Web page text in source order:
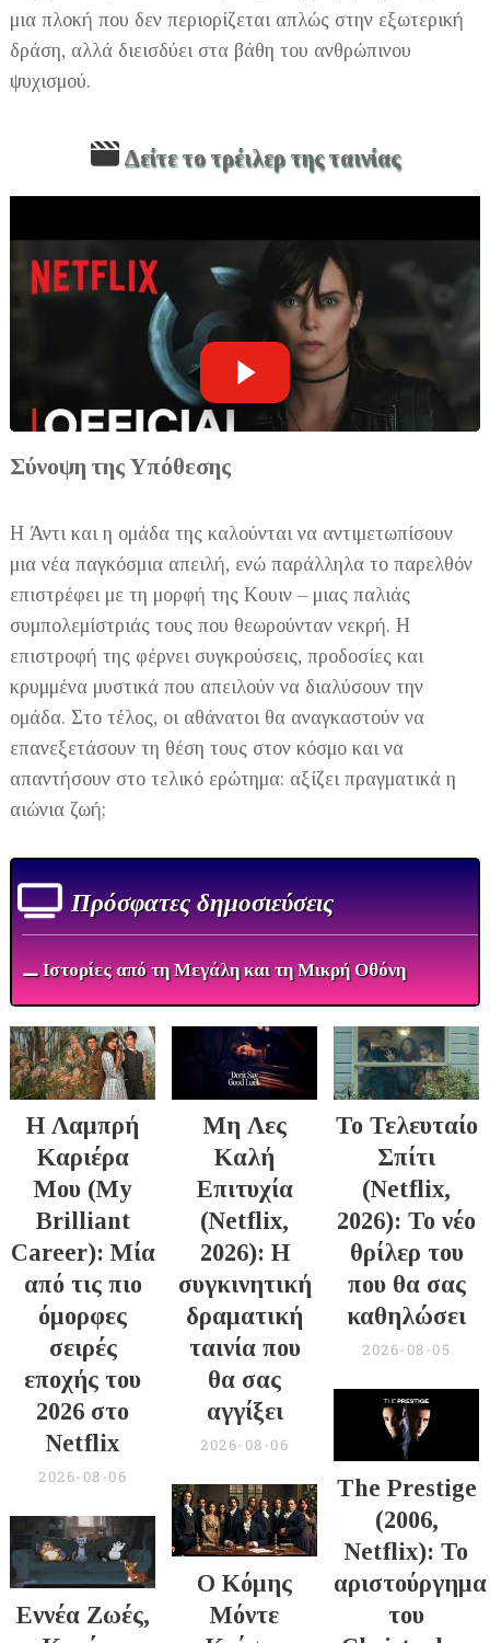
μια πλοκή που δεν περιορίζεται απλώς στην εξωτερική
δράση, αλλά διεισδύει στα βάθη του ανθρώπινου
ψυχισμού.
Δείτε το τρέιλερ της ταινίας
Σύνοψη της Υπόθεσης
Η Άντι και η ομάδα της καλούνται να αντιμετωπίσουν
μια νέα παγκόσμια απειλή, ενώ παράλληλα το παρελθόν
επιστρέφει με τη μορφή της Κουιν – μιας παλιάς
συμπολεμίστριάς τους που θεωρούνταν νεκρή. Η
επιστροφή της φέρνει συγκρούσεις, προδοσίες και
κρυμμένα μυστικά που απειλούν να διαλύσουν την
ομάδα. Στο τέλος, οι αθάνατοι θα αναγκαστούν να
επανεξετάσουν τη θέση τους στον κόσμο και να
απαντήσουν στο τελικό ερώτημα: αξίζει πραγματικά η
αιώνια ζωή;
Πρόσφατες δημοσιεύσεις
⚊ Ιστορίες από τη Μεγάλη και τη Μικρή Οθόνη
Η Λαμπρή
Καριέρα
Μου (My
Brilliant
Career): Μία
από τις πιο
όμορφες
σειρές
εποχής του
2026 στο
Netflix
2026-08-06
Μη Λες
Καλή
Επιτυχία
(Netflix,
2026): Η
συγκινητική
δραματική
ταινία που
θα σας
αγγίξει
2026-08-06
Το Τελευταίο
Σπίτι
(Netflix,
2026): Το νέο
θρίλερ του
που θα σας
καθηλώσει
2026-08-05
Εννέα Ζωές,
Ο Κόμης
Μόντε
The Prestige
(2006,
Netflix): Το
αριστούργημα
του